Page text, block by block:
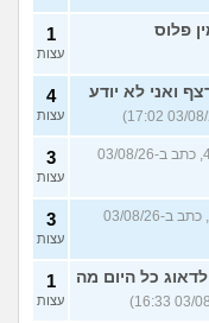
פלוס 1
עצות
ואני לא יודע
4
עצות
(דן, בן 42, כתב ב-03/08/26
3
עצות
(אנושי, בן 27, כתב ב-03/08/26
3
עצות
כל היום מה
1
עצות